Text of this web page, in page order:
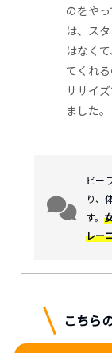
のをや
は、ス
はなく
てくれ
ササイ
ました。
ビー
り、
す。
レー
こちら